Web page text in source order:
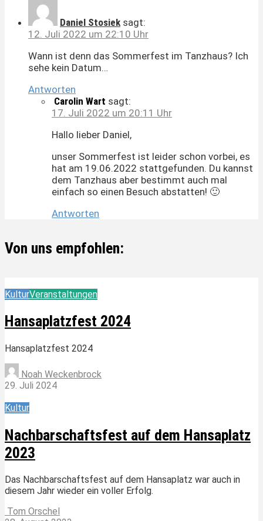
Daniel Stosiek sagt:
12. Juli 2022 um 22:10 Uhr
Wann ist denn das Sommerfest im Tanzhaus? Ich
sehe kein Datum…
Antworten
Carolin Wart sagt:
17. Juli 2022 um 20:11 Uhr
Hallo lieber Daniel,
unser Sommerfest ist leider schon vorbei, es
hat am 19.06.2022 stattgefunden. Du kannst
dem Tanzhaus aber bestimmt auch mal
einfach so einen Besuch abstatten! 🙂
Antworten
Von uns empfohlen:
KulturVeranstaltungen
Hansaplatzfest 2024
Hansaplatzfest 2024
Noah Weckenbrock
29. Juli 2024
Kultur
Nachbarschaftsfest auf dem Hansaplatz
2023
Das Nachbarschaftsfest auf dem Hansaplatz war auch in
diesem Jahr wieder ein voller Erfolg.
Tom Orschel